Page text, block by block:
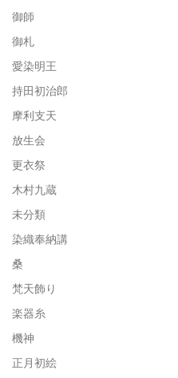
御師
御札
愛染明王
持田初治郎
摩利支天
放生会
更衣祭
木村九蔵
未分類
染織奉納講
桑
梵天飾り
楽器糸
機神
正月初絵